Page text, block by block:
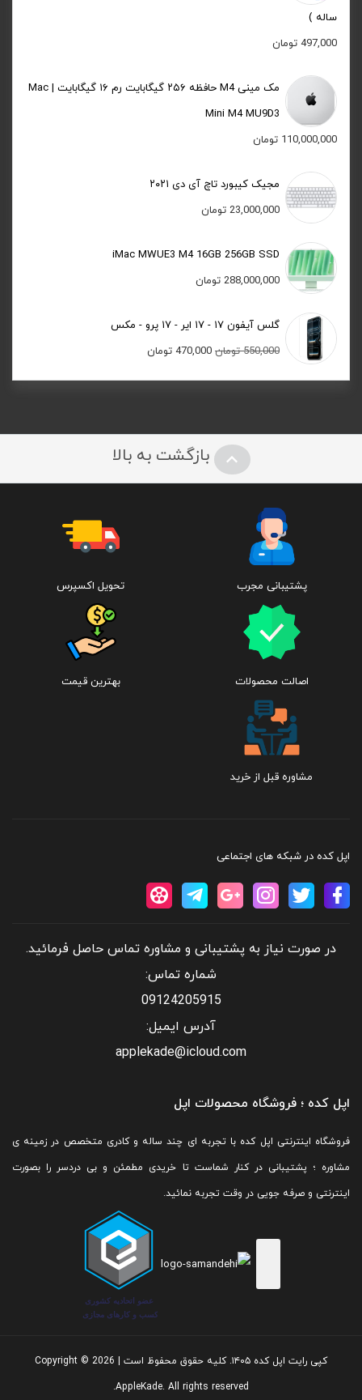
ساله )
497,000 تومان
مک مینی M4 حافظه ۲۵۶ گیگابایت رم ۱۶ گیگابایت | Mac
Mini M4 MU9D3
110,000,000 تومان
مجیک کیبورد تاچ آی دی ۲۰۲۱
23,000,000 تومان
iMac MWUE3 M4 16GB 256GB SSD
288,000,000 تومان
گلس آیفون ۱۷ - ۱۷ ایر - ۱۷ پرو - مکس
550,000 تومان قیمت
اصلی:
470,000 تومانقیمت
فعلی:
بازگشت به بالا
پشتیبانی مجرب تحویل اکسپرس
اصالت محصولات بهترین قیمت
مشاوره قبل از خرید
اپل کده در شبکه های اجتماعی
در صورت نیاز به پشتیبانی و مشاوره تماس حاصل فرمائید.
شماره تماس:
09124205915
آدرس ایمیل:
applekade@icloud.com
اپل کده ؛ فروشگاه محصولات اپل
فروشگاه اینترنتی اپل کده با تجربه ای چند ساله و کادری متخصص در زمینه ی
مشاوره ؛ پشتیبانی در کنار شماست تا خریدی مطمئن و بی دردسر را بصورت
اینترنتی و صرفه جویی در وقت تجربه نمائید.
کپی رایت اپل کده ۱۴۰۵. کلیه حقوق محفوظ است | Copyright © 2026
AppleKade. All rights reserved.